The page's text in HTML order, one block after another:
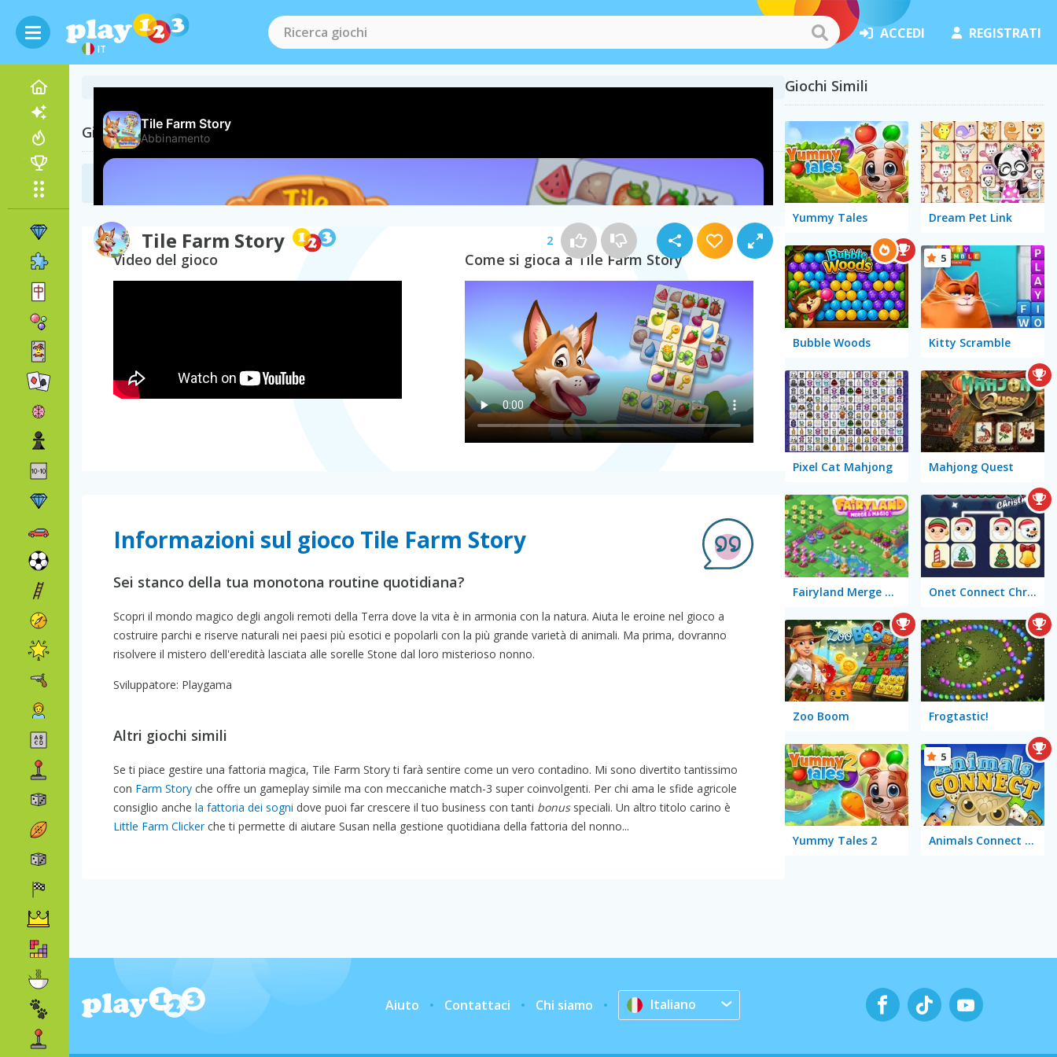
IT
ACCEDI REGISTRATI
Tile Farm Story 2
Giochi Correlati
(504)
Video del gioco Come si gioca a Tile Farm Story
Informazioni sul gioco Tile Farm Story
Sei stanco della tua monotona routine quotidiana?
Scopri il mondo magico degli angoli remoti della Terra dove la vita è in armonia con la natura. Aiuta le eroine nel gioco a
costruire parchi e riserve naturali nei paesi più esotici e popolarli con la più grande varietà di animali. Ma prima, dovranno
risolvere il mistero dell'eredità lasciata alle sorelle Stone dal loro misterioso nonno.
Sviluppatore: Playgama
Altri giochi simili
Se ti piace gestire una fattoria magica, Tile Farm Story ti farà sentire come un vero contadino. Mi sono divertito tantissimo
con Farm Story che offre un gameplay simile ma con meccaniche match-3 super coinvolgenti. Per chi ama le sfide agricole
consiglio anche la fattoria dei sogni dove puoi far crescere il tuo business con tanti bonusspeciali. Un altro titolo carino è
Little Farm Clickerche ti permette di aiutare Susan nella gestione quotidiana della fattoria del nonno...
Giochi Simili
Yummy Tales Dream Pet Link
Bubble Woods Kitty Scramble
5
Pixel Cat Mahjong Mahjong Quest
Fairyland Merge & Magic Onet Connect Christmas
Zoo Boom Frogtastic!
Yummy Tales 2 Animals Connect Mahjong
5
Aiuto Contattaci Chi siamo Italiano